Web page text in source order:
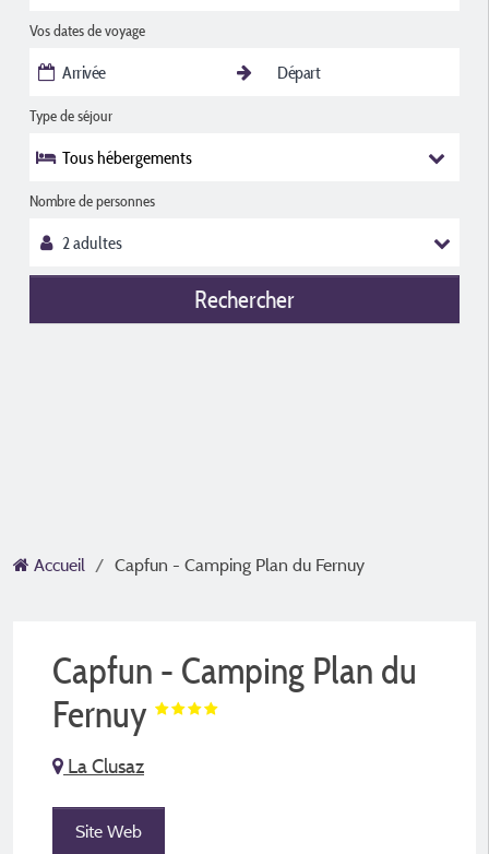
Vos dates de voyage
Type de séjour
Tous hébergements
Nombre de personnes
Rechercher
Accueil Capfun - Camping Plan du Fernuy
Capfun - Camping Plan du
Fernuy
La Clusaz
Site Web